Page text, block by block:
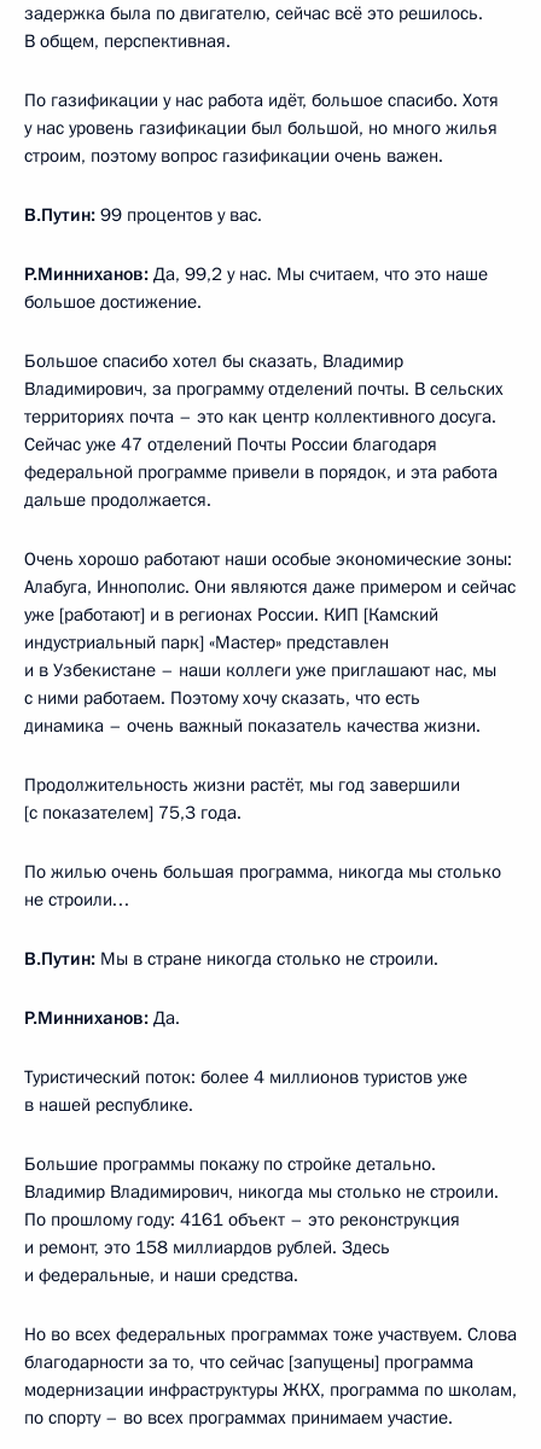
задержка была по двигателю, сейчас всё это решилось.
В общем, перспективная.
По газификации у нас работа идёт, большое спасибо. Хотя
у нас уровень газификации был большой, но много жилья
строим, поэтому вопрос газификации очень важен.
В.Путин: 99 процентов у вас.
Р.Минниханов: Да, 99,2 у нас. Мы считаем, что это наше
большое достижение.
Большое спасибо хотел бы сказать, Владимир
Владимирович, за программу отделений почты. В сельских
территориях почта – это как центр коллективного досуга.
Сейчас уже 47 отделений Почты России благодаря
федеральной программе привели в порядок, и эта работа
дальше продолжается.
Очень хорошо работают наши особые экономические зоны:
Алабуга, Иннополис. Они являются даже примером и сейчас
уже [работают] и в регионах России. КИП [Камский
индустриальный парк] «Мастер» представлен
и в Узбекистане – наши коллеги уже приглашают нас, мы
с ними работаем. Поэтому хочу сказать, что есть
динамика – очень важный показатель качества жизни.
Продолжительность жизни растёт, мы год завершили
[с показателем] 75,3 года.
По жилью очень большая программа, никогда мы столько
не строили…
В.Путин: Мы в стране никогда столько не строили.
Р.Минниханов: Да.
Туристический поток: более 4 миллионов туристов уже
в нашей республике.
Большие программы покажу по стройке детально.
Владимир Владимирович, никогда мы столько не строили.
По прошлому году: 4161 объект – это реконструкция
и ремонт, это 158 миллиардов рублей. Здесь
и федеральные, и наши средства.
Но во всех федеральных программах тоже участвуем. Слова
благодарности за то, что сейчас [запущены] программа
модернизации инфраструктуры ЖКХ, программа по школам,
по спорту – во всех программах принимаем участие.